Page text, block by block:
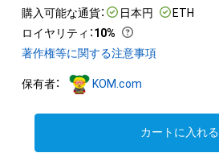
購入可能な通貨： 日本円
ETH
ロイヤリティ ：10%
著作権等に関する注意事項
保有者： KOM.com
カートに入れる